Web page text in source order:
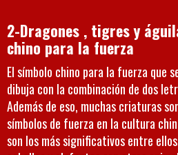
2-Dragones , tigres y
chino para la fuerza
El símbolo chino para la fuerza que
dibuja con la combinación de dos
Además de eso, muchas criaturas
símbolos de fuerza en la cultura
son los más significativos entre